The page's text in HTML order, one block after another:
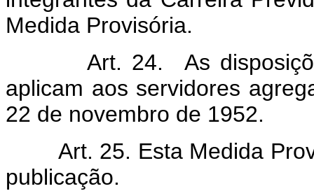
Medida Provisória.
Art. 24. As disposições
aplicam aos servidores
22 de novembro de 1952.
Art. 25. Esta Medida
publicação.